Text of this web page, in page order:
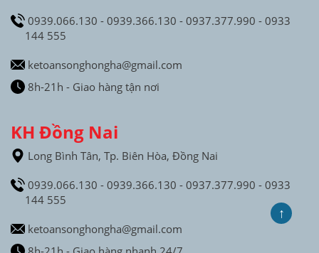
0939.066.130 - 0939.366.130 - 0937.377.990 - 0933
144 555
ketoansonghongha@gmail.com
8h-21h - Giao hàng tận nơi
KH Đồng Nai
Long Bình Tân, Tp. Biên Hòa, Đồng Nai
0939.066.130 - 0939.366.130 - 0937.377.990 - 0933
144 555
ketoansonghongha@gmail.com
↑